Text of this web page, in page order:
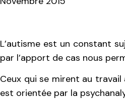
L’autisme est un constant
par l’apport de cas nous
Ceux qui se mirent au
est orientée par la